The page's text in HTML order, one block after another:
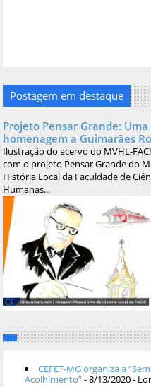
Postagem em destaque
Projeto Pensar Grande: Uma
homenagem a Guimarães
Ilustração do acervo do MVHL-
com o projeto Pensar Grande do
História Local da Faculdade de
Humanas...
CEFET-MG organiza a
Acolhimento”- 8/13/2020-